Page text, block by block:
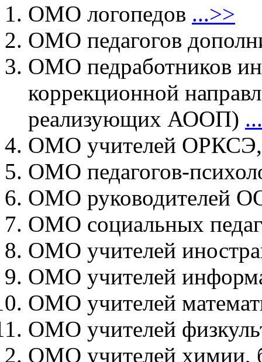
ОМО логопедов ...>>
ОМО педагогов
ОМО педработников
коррекционной
реализующих АООП)
ОМО учителей
ОМО педагогов-
ОМО руководителей
ОМО социальных
ОМО учителей
ОМО учителей
ОМО учителей
ОМО учителей
ОМО учителей химии,